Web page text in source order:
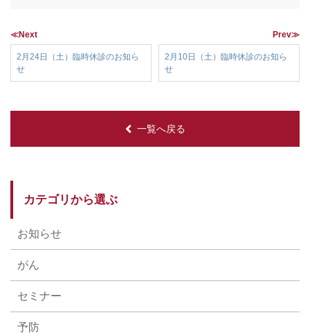
≪Next
2月24日（土）臨時休診のお知ら
せ
Prev≫
2月10日（土）臨時休診のお知ら
せ
一覧へ戻る
カテゴリから選ぶ
お知らせ
がん
セミナー
予防